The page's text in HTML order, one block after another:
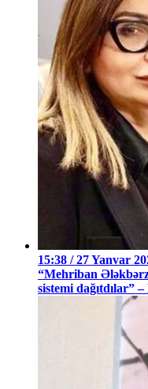
15:38 / 27 Yanvar
“Mehriban
sistemi dağıtdılar”